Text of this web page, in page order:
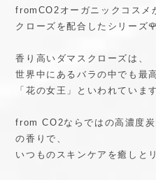
fromCO2オーガニックコスメ
クローズを配合したシリーズ🌹
香り高いダマスクローズは、
世界中にあるバラの中でも最
「花の女王」といわれていま
from CO2ならではの高濃度
の香りで、
いつものスキンケアを癒しと